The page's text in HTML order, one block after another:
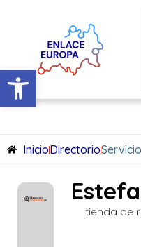
Abrir barra de herramientas
InicioDirectorio
tienda de